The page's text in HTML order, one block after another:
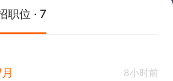
职位 · 7
8小时前